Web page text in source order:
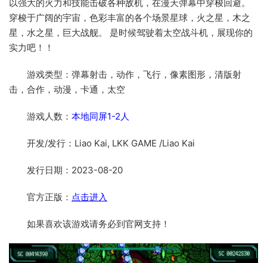
以强大的火力和技能击破各种敌机，在漫天弹幕中穿梭回避。
穿梭于广阔的宇宙，色彩丰富的各个场景星球，火之星，木之
星，水之星，巨大战舰。 是时候驾驶着太空战斗机，展现你的
实力吧！！
游戏类型：弹幕射击，动作，飞行，像素图形，清版射
击，合作，动漫，卡通，太空
游戏人数： 本地同屏1-2人
开发/发行：Liao Kai, LKK GAME /Liao Kai
发行日期：2023-08-20
官方正版： 点击进入
如果喜欢该游戏请务必到官网支持！